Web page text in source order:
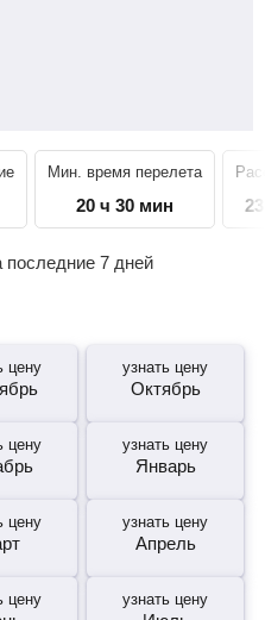
Мин. время перелета
20 ч 30 мин
7 дней
цену узнать цену
Октябрь
цену узнать цену
Январь
цену узнать цену
Апрель
цену узнать цену